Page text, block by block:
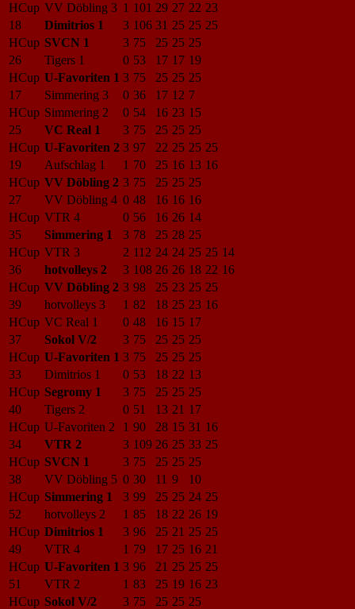
HCup VV Döbling 3 1 101 29 27 22 23
18
Dimitrios 1 3 106 31 25 25 25
HCup SVCN 1 3 75 25 25 25
26
Tigers 1 0 53 17 17 19
HCup U-Favoriten 1 3 75 25 25 25
17
Simmering 3 0 36 17 12 7
HCup Simmering 2 0 54 16 23 15
25
VC Real 1 3 75 25 25 25
HCup U-Favoriten 2 3 97 22 25 25 25
19
Aufschlag 1 1 70 25 16 13 16
HCup VV Döbling 2 3 75 25 25 25
27
VV Döbling 4 0 48 16 16 16
HCup VTR 4 0 56 16 26 14
35
Simmering 1 3 78 25 28 25
HCup VTR 3 2 112 24 24 25 25 14
36
hotvolleys 2 3 108 26 26 18 22 16
HCup VV Döbling 2 3 98 25 23 25 25
39
hotvolleys 3 1 82 18 25 23 16
HCup VC Real 1 0 48 16 15 17
37
Sokol V/2 3 75 25 25 25
HCup U-Favoriten 1 3 75 25 25 25
33
Dimitrios 1 0 53 18 22 13
HCup Segromy 1 3 75 25 25 25
40
Tigers 2 0 51 13 21 17
HCup U-Favoriten 2 1 90 28 15 31 16
34
VTR 2 3 109 26 25 33 25
HCup SVCN 1 3 75 25 25 25
38
VV Döbling 5 0 30 11 9
10
HCup Simmering 1 3 99 25 25 24 25
52
hotvolleys 2 1 85 18 22 26 19
HCup Dimitrios 1 3 96 25 21 25 25
49
VTR 4 1 79 17 25 16 21
HCup U-Favoriten 1 3 96 21 25 25 25
51
VTR 2 1 83 25 19 16 23
HCup Sokol V/2 3 75 25 25 25